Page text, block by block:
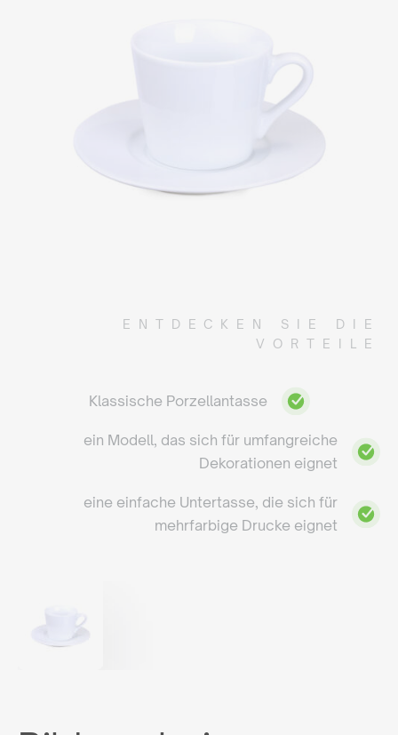
ENTDECKEN SIE DIE
VORTEILE
Klassische Porzellantasse
ein Modell, das sich für umfangreiche
Dekorationen eignet
eine einfache Untertasse, die sich für
mehrfarbige Drucke eignet